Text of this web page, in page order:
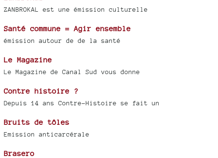
ZANBROKAL est une émission culturelle
Santé commune = Agir ensemble
émission autour de de la santé
Le Magazine
Le Magazine de Canal Sud vous donne
Contre histoire ?
Depuis 14 ans Contre-Histoire se fait un
Bruits de tôles
Emission anticarcérale
Brasero